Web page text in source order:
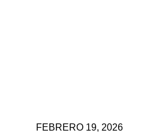
FEBRERO 19, 2026